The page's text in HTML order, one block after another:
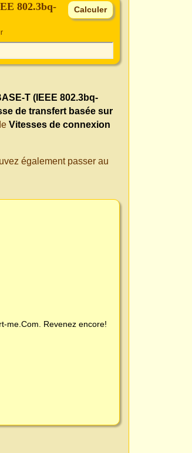
802.3bq-
T (IEEE 802.3bq-
de transfert basée sur
Vitesses de connexion
également passer au
me.Com . Revenez encore!